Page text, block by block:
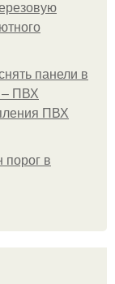
панели в
– ПВХ
ПВХ
порог в